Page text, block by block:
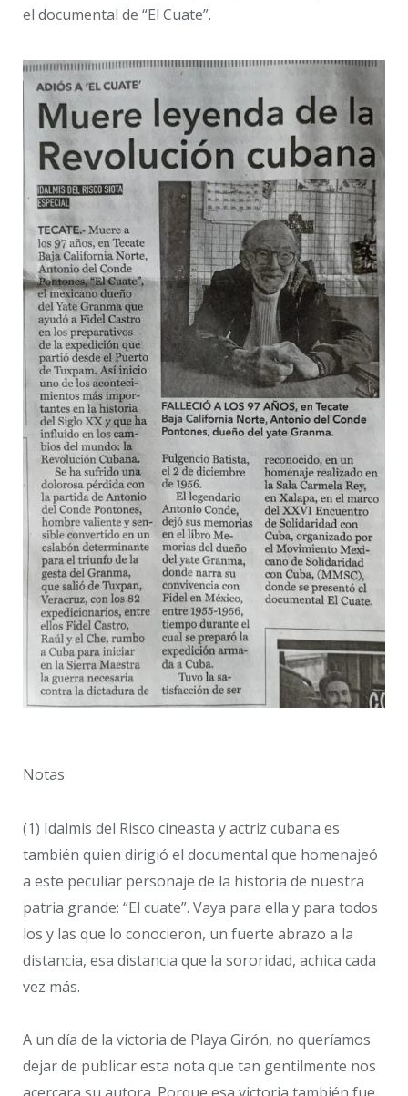
el documental de “El Cuate”.
Notas
(1) Idalmis del Risco cineasta y actriz cubana es
también quien dirigió el documental que homenajeó
a este peculiar personaje de la historia de nuestra
patria grande: “El cuate”. Vaya para ella y para todos
los y las que lo conocieron, un fuerte abrazo a la
distancia, esa distancia que la sororidad, achica cada
vez más.
A un día de la victoria de Playa Girón, no queríamos
dejar de publicar esta nota que tan gentilmente nos